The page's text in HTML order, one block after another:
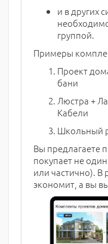
и в других
группой.
Примеры
Проект
бани
Люстра +
Кабели
Школьный
Вы предлагаете
покупает не
или частично). В
экономит, а вы